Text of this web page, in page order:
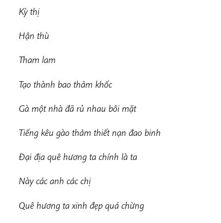
Kỳ thị
Hận thù
Tham lam
Tạo thành bao thảm khốc
Gà một nhà đã rủ nhau bôi mặt
Tiếng kêu gào thảm thiết nạn đao binh
Đại địa quê hương ta chính là ta
Này các anh các chị
Quê hương ta xinh đẹp quá chừng